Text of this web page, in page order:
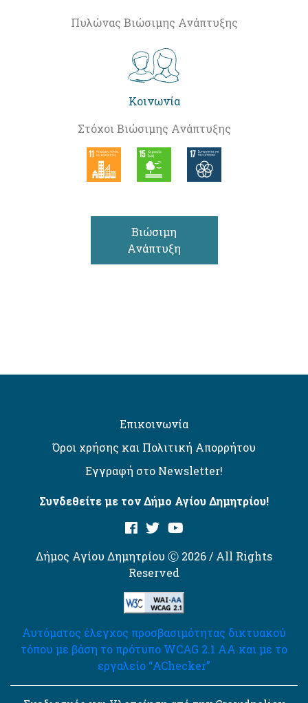
Πυλώνας Βιώσιμης Ανάπτυξης
Κοινωνία
Στόχοι Βιώσιμης Ανάπτυξης
Βιώσιμη
Ανάπτυξη
Επικοινωνία
Όροι χρήσης και Πολιτική Απορρήτου
Εγγραφή στο Newsletter!
Συνδεθείτε με τον Δήμο Αγίου Δημητρίου!
Δήμος Αγίου Δημητρίου Ⓒ 2026 / All Rights
Reserved
Αυτόματος έλεγχος προσβασιμότητας δικτυακού
τόπου με βάση το πρότυπο WCAG 2.1 AA και με το
εργαλείο “AChecker”